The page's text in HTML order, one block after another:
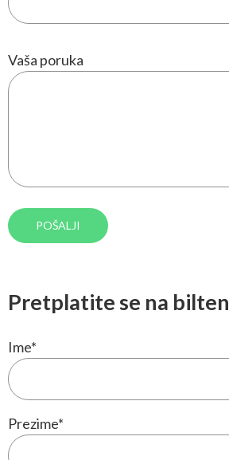
Vaša poruka
Pretplatite se na bilten
Ime*
Prezime*